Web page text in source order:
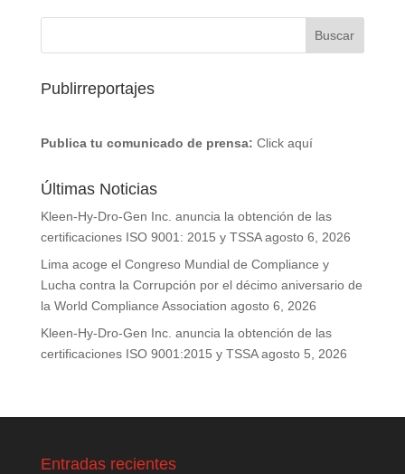
Publirreportajes
Publica tu comunicado de prensa: Click aquí
Últimas Noticias
Kleen-Hy-Dro-Gen Inc. anuncia la obtención de las
certificaciones ISO 9001: 2015 y TSSA agosto 6, 2026
Lima acoge el Congreso Mundial de Compliance y
Lucha contra la Corrupción por el décimo aniversario de
la World Compliance Association agosto 6, 2026
Kleen-Hy-Dro-Gen Inc. anuncia la obtención de las
certificaciones ISO 9001:2015 y TSSA agosto 5, 2026
Entradas recientes